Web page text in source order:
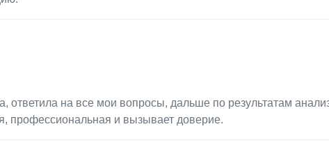
ответила на все мои вопросы, дальше по результатам
профессиональная и вызывает доверие.